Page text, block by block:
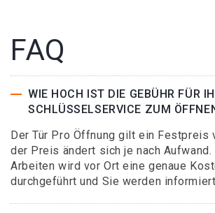
FAQ
WIE HOCH IST DIE GEBÜHR FÜR
SCHLÜSSELSERVICE ZUM
Der Tür Pro Öffnung gilt ein Festpreis
der Preis ändert sich je nach Aufwand.
Arbeiten wird vor Ort eine genaue
durchgeführt und Sie werden